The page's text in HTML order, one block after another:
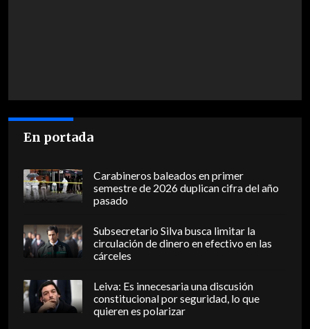
En portada
Carabineros baleados en primer
semestre de 2026 duplican cifra del año
pasado
Subsecretario Silva busca limitar la
circulación de dinero en efectivo en las
cárceles
Leiva: Es innecesaria una discusión
constitucional por seguridad, lo que
quieren es polarizar